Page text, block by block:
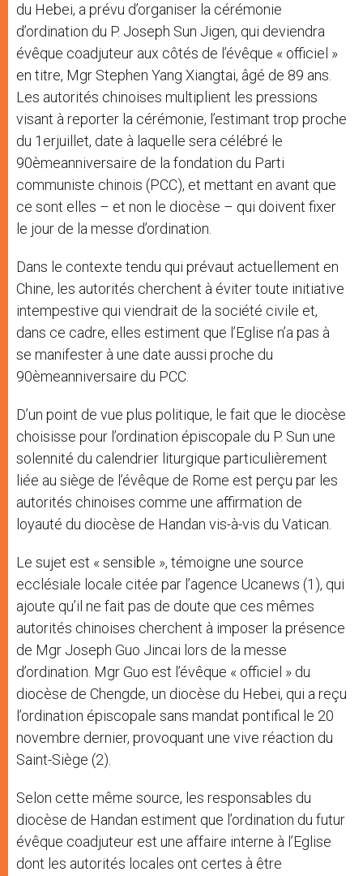
du Hebei, a prévu d’organiser la cérémonie
d’ordination du P. Joseph Sun Jigen, qui deviendra
évêque coadjuteur aux côtés de l’évêque « officiel »
en titre, Mgr Stephen Yang Xiangtai, âgé de 89 ans.
Les autorités chinoises multiplient les pressions
visant à reporter la cérémonie, l’estimant trop proche
du 1erjuillet, date à laquelle sera célébré le
90èmeanniversaire de la fondation du Parti
communiste chinois (PCC), et mettant en avant que
ce sont elles – et non le diocèse – qui doivent fixer
le jour de la messe d’ordination.
Dans le contexte tendu qui prévaut actuellement en
Chine, les autorités cherchent à éviter toute initiative
intempestive qui viendrait de la société civile et,
dans ce cadre, elles estiment que l’Eglise n’a pas à
se manifester à une date aussi proche du
90èmeanniversaire du PCC.
D’un point de vue plus politique, le fait que le diocèse
choisisse pour l’ordination épiscopale du P. Sun une
solennité du calendrier liturgique particulièrement
liée au siège de l’évêque de Rome est perçu par les
autorités chinoises comme une affirmation de
loyauté du diocèse de Handan vis-à-vis du Vatican.
Le sujet est « sensible », témoigne une source
ecclésiale locale citée par l’agence Ucanews (1), qui
ajoute qu’il ne fait pas de doute que ces mêmes
autorités chinoises cherchent à imposer la présence
de Mgr Joseph Guo Jincai lors de la messe
d’ordination. Mgr Guo est l’évêque « officiel » du
diocèse de Chengde, un diocèse du Hebei, qui a reçu
l’ordination épiscopale sans mandat pontifical le 20
novembre dernier, provoquant une vive réaction du
Saint-Siège (2).
Selon cette même source, les responsables du
diocèse de Handan estiment que l’ordination du futur
évêque coadjuteur est une affaire interne à l’Eglise
dont les autorités locales ont certes à être